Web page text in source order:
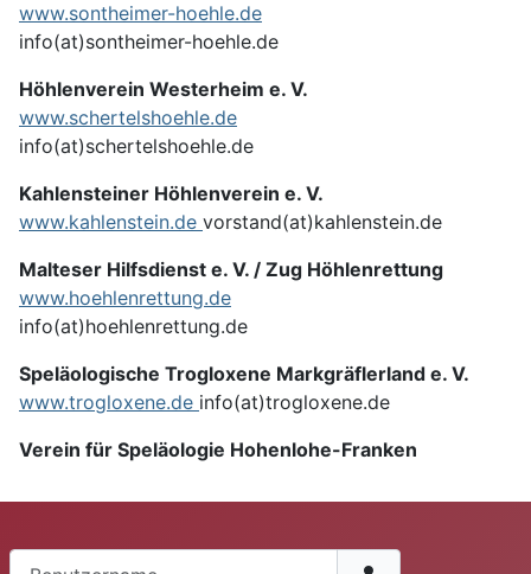
www.sontheimer-hoehle.de
info(at)sontheimer-hoehle.de
Höhlenverein Westerheim e. V.
www.schertelshoehle.de
info(at)schertelshoehle.de
Kahlensteiner Höhlenverein e. V.
www.kahlenstein.de vorstand(at)kahlenstein.de
Malteser Hilfsdienst e. V. / Zug Höhlenrettung
www.hoehlenrettung.de
info(at)hoehlenrettung.de
Speläologische Trogloxene Markgräflerland e. V.
www.trogloxene.de info(at)trogloxene.de
Verein für Speläologie Hohenlohe-Franken
Benutzername